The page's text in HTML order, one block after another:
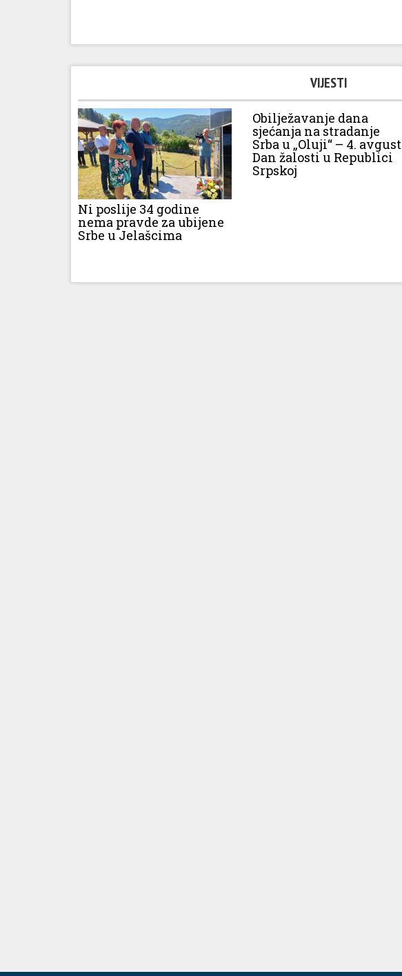
VIJESTI
Ni poslije 34 godine
nema pravde za ubijene
Srbe u Jelašcima
Obilježavanje dana
sjećanja na stradanje
Srba u „Oluji“ – 4. avgust
Dan žalosti u Republici
Srpskoj